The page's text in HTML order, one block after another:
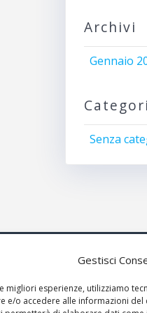
Gestisci
migliori esperienze, utilizziamo
e/o accedere alle informazioni
Archivi
Gennaio
Senza
© 2026
Segusini